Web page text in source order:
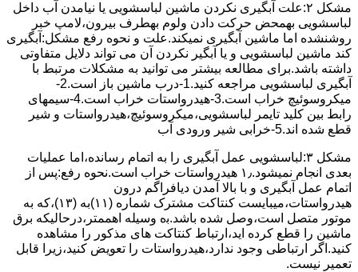
مشکل ۲:علت آبگیری نکردن ماشین لباسشویی یا نیامدن آب داخل
لباسشویی بهمحض ﺣﺮﮐﺖ دادن وﻟﻮم بهطرف ﺑﯿﺮون،ﻻﻣﭗ ﺧﺒﺮ
روشنشده اﻣﺎ ﻣﺎﺷﯿﻦ آﺑﮕﯿﺮی نمیکند.ﻋﻠﺖ و نحوه رﻓﻊ مشکل:آبگیری
کند ماشین لباسشویی و یا آبگیر نکردن آن می تواند دلایل متفاوتی
داشته باشد.برای مطالعه بیشتر می توانید به مشکلات مرتبط با
آبگیری لباسشویی مراجعه کنید.1-درب ﻣﺎﺷﯿﻦ ﺑﺎز اﺳﺖ.2-
ﻣﯿﮑﺮوﺳﻮﺋﯿﭻ ﺧﺮاب اﺳﺖ.3-ﻫﯿﺪرواﺳﺘﺎت ﺧﺮاب اﺳﺖ.4-سیمهای
راﺑﻂ ﺑﯿﻦ ﮐﻠﯿﺪ ﺗﺎﯾﻤﺮ لباسشویی،ﻣﯿﮑﺮوﺳﻮﺋﯿﭻ،ﻫﯿﺪرواﺳﺘﺎت و ﺷﯿﺮ
ﻗﻄﻊ ﺷﺪه اند.5-خرابی شیر ورودی آب
مشکل ۳:لباسشویی ﻋﻤﻞ آﺑﮕﯿﺮی را ﺑﻪ اﺗﻤﺎم رﺳﺎﻧﺪه،اﻣﺎ ﻋﻤﻠﯿﺎت
ﺑﻌﺪی اﻧﺠﺎم نمیشود.۱٫ ﻫﯿﺪرواﺳﺘﺎت ﺧﺮاب اﺳﺖ.نحوه رﻓﻊ:ﭘﺲ از
اﺗﻤﺎم عمل آﺑﮕﯿﺮی و ﺑﺎ ﺑﺎﻻ آﻣﺪن دﯾﺎﻓﺮاﮔﻢ درون
ﻫﯿﺪرواﺳﺘﺎت،میبایست ﮐﻨﺘﺎﮐﺖ ﻣﺸﺘﺮک شماره (۱۱)به (۱۳)،ﮐﻪ ﺑﻪ
ﻣﻮﺗﻮر ﻣﺘﺼﻞ اﺳﺖ،وﺻﻞ ﺷﺪه ﺑﺎﺷﺪ.ﺑه وسیله اهممتر،درحالیکه ﺑﺮق
ﻣﺎﺷﯿﻦ را ﻗﻄﻊ کرده اید،ارﺗﺒﺎط ﮐﻨﺘﺎﮐﺖ ﻫﺎی ﻣﺬﮐﻮر را ﻣﺸﺎﻫﺪه
کنید.اﮔﺮ ارﺗﺒﺎطی وجود ندارد،ﻫﯿﺪرواﺳﺘﺎت را ﺗﻌﻮﯾﺾ ﮐﻨﯿﺪ،زﯾﺮا قابل
ﺗﻌﻤﯿﺮ نیست.